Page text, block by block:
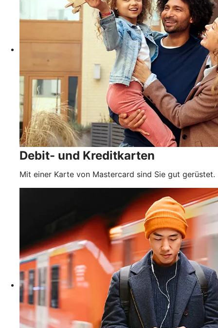
Debit- und Kreditkarten
Mit einer Karte von Mastercard sind Sie gut gerüstet.